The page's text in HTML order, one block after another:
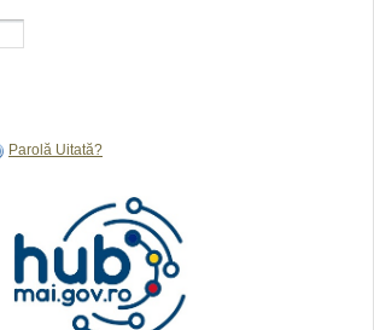
Parolă Uitată?